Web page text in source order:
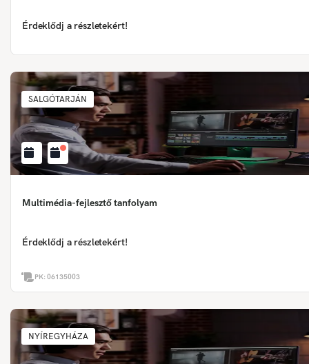
Érdeklődj a részletekért!
SALGÓTARJÁN
Multimédia-fejlesztő tanfolyam
Érdeklődj a részletekért!
PK:06135003
NYÍREGYHÁZA